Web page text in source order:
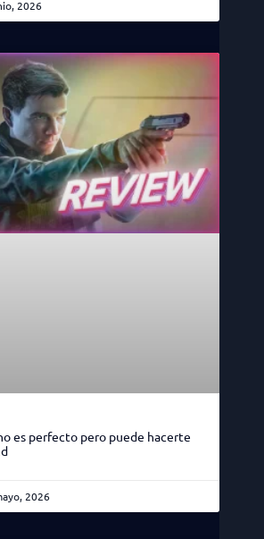
2026
es perfecto pero puede hacerte
2026